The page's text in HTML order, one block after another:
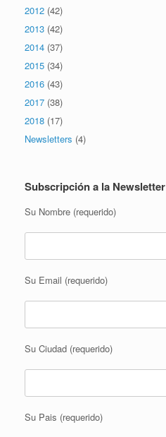
2012 (42)
2013 (42)
2014 (37)
2015 (34)
2016 (43)
2017 (38)
2018 (17)
Newsletters (4)
Subscripción a la Newsletter
Su Nombre (requerido)
Su Email (requerido)
Su Ciudad (requerido)
Su Pais (requerido)